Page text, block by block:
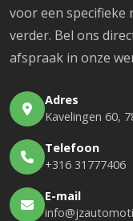
voor een specifieke
verder. Bel ons
afspraak in onze
Adres
Kavelingen 60,
Telefoon
+316 31777406
E-mail